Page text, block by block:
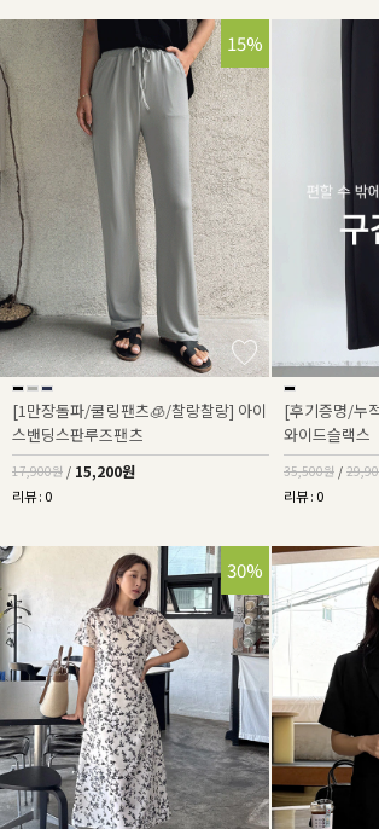
15%
[1만장돌파/쿨링팬츠🧊/찰랑찰랑] 아이
스밴딩스판루즈팬츠
17,900원 / 15,200원
리뷰 : 0
[후기증명/누
와이드슬랙스
35,500원 /
리뷰 : 0
30%